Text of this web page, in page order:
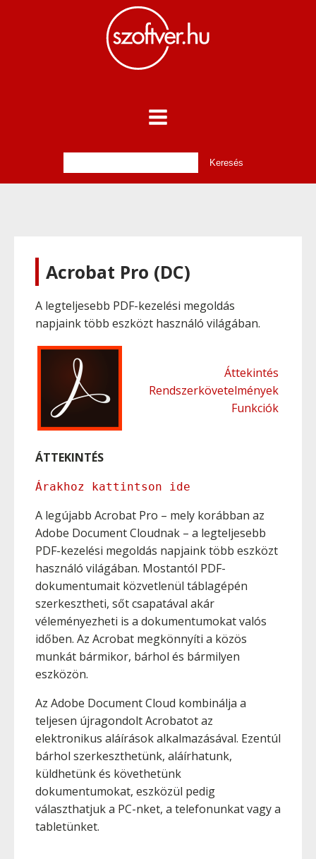
Acrobat Pro (DC)
A legteljesebb PDF-kezelési megoldás
napjaink több eszközt használó világában.
Áttekintés
Rendszerkövetelmények
Funkciók
ÁTTEKINTÉS
Árakhoz kattintson ide
A legújabb Acrobat Pro – mely korábban az
Adobe Document Cloudnak – a legteljesebb
PDF-kezelési megoldás napjaink több eszközt
használó világában. Mostantól PDF-
dokumentumait közvetlenül táblagépén
szerkesztheti, sőt csapatával akár
véleményezheti is a dokumentumokat valós
időben. Az Acrobat megkönnyíti a közös
munkát bármikor, bárhol és bármilyen
eszközön.
Az Adobe Document Cloud kombinálja a
teljesen újragondolt Acrobatot az
elektronikus aláírások alkalmazásával. Ezentúl
bárhol szerkeszthetünk, aláírhatunk,
küldhetünk és követhetünk
dokumentumokat, eszközül pedig
választhatjuk a PC-nket, a telefonunkat vagy a
tabletünket.